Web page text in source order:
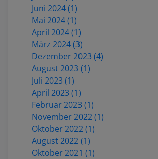
Juni 2024 (1)
Mai 2024 (1)
April 2024 (1)
März 2024 (3)
Dezember 2023 (4)
August 2023 (1)
Juli 2023 (1)
April 2023 (1)
Februar 2023 (1)
November 2022 (1)
Oktober 2022 (1)
August 2022 (1)
Oktober 2021 (1)